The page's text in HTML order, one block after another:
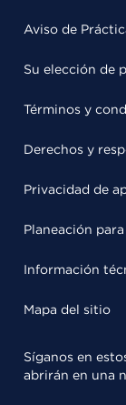
Aviso de
Su elección de
Términos y
Derechos y
Privacidad de
Planeación
Información
Mapa del sitio
Síganos en
abrirán en una